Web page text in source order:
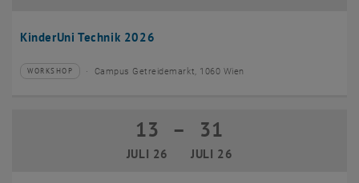
KinderUni Technik 2026
Veranstaltungstyp:
WORKSHOP
Veranstaltungsort:Campus Getreidemarkt, 1060 Wien
13
JULI 26
13 Juli 2026 bis 31 Juli 2026
– 31
JULI 26